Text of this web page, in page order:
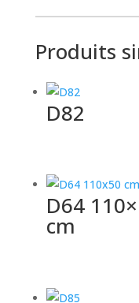
Produits
D82
D64
cm